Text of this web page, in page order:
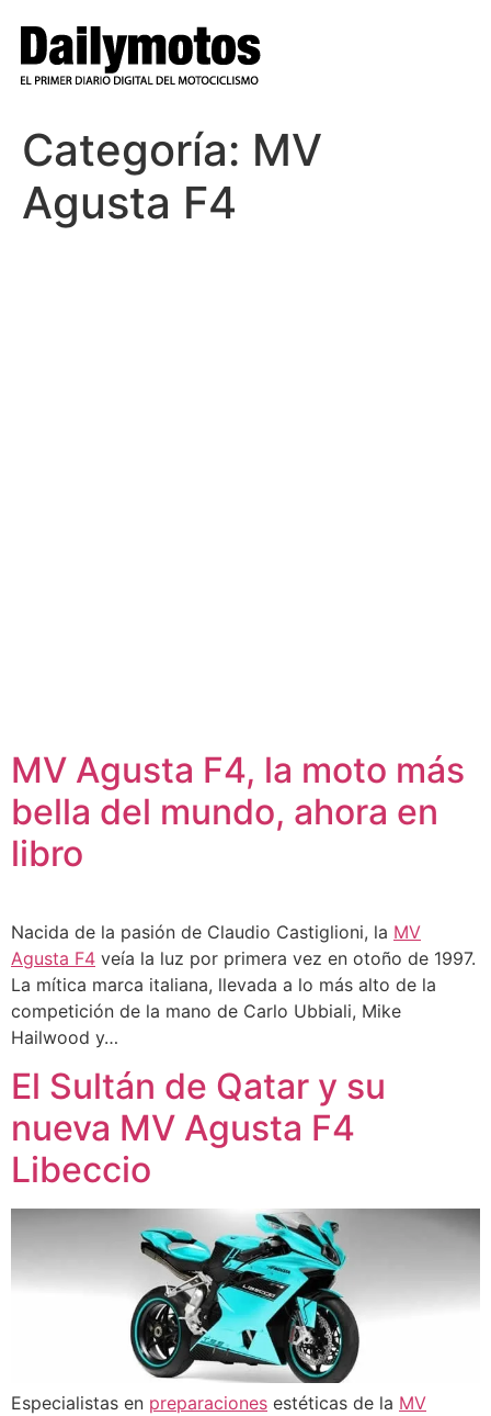
contenido
Categoría: MV
Agusta F4
MV Agusta F4, la moto más
bella del mundo, ahora en
libro
Nacida de la pasión de Claudio Castiglioni, la MV
Agusta F4 veía la luz por primera vez en otoño de 1997.
La mítica marca italiana, llevada a lo más alto de la
competición de la mano de Carlo Ubbiali, Mike
Hailwood y…
El Sultán de Qatar y su
nueva MV Agusta F4
Libeccio
Especialistas en preparaciones estéticas de la MV